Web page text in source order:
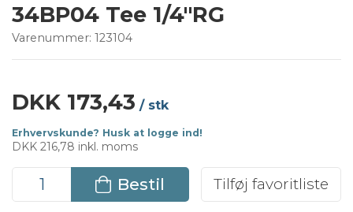
34BP04 Tee 1/4"RG
Varenummer: 123104
DKK 173,43 / stk
Erhvervskunde? Husk at logge ind!
DKK 216,78 inkl. moms
Bestil Tilføj favoritliste